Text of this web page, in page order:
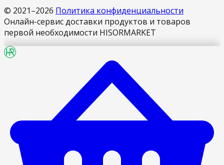
© 2021–2026 Политика конфиденциальности
Онлайн-сервис доставки продуктов и товаров
первой необходимости HISORMARKET